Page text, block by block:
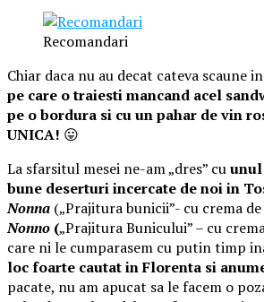
Recomandari
Chiar daca nu au decat cateva scaune
pe care o traiesti mancand acel
pe o bordura si cu un pahar de vin
UNICA! 😛
La sfarsitul mesei ne-am „dres” cu
bune deserturi incercate de noi in
Nonna („Prajitura bunicii”- cu crema
Nonno („Prajitura Bunicului” – cu
care ni le cumparasem cu putin timp
loc foarte cautat in Florenta si
pacate, nu am apucat sa le facem o